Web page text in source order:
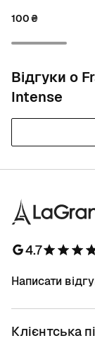
100₴
Відгуки о
Intense
4.7
Написати
Клієнтська